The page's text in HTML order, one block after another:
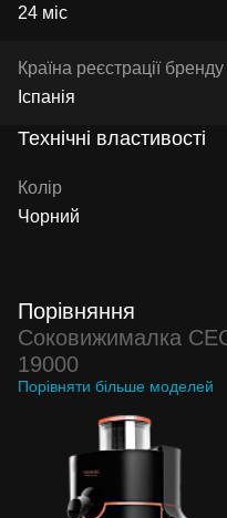
24 міс
Країна реєстрації бренду
Іспанія
Технічні властивості
Колір
Чорний
Порівняння
Соковижималка
19000
Порівняти більше моделей